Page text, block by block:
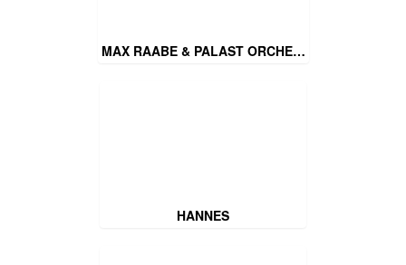
MAX RAABE & PALAST ORCHE…
HANNES